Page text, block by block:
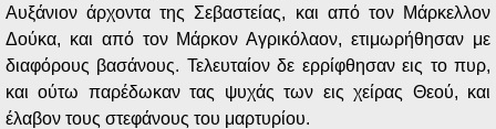
Αυξάνιον άρχοντα της Σεβαστείας, και από τον Μάρκελλον
Δούκα, και από τον Μάρκον Αγρικόλαον, ετιμωρήθησαν με
διαφόρους βασάνους. Τελευταίον δε ερρίφθησαν εις το πυρ,
και ούτω παρέδωκαν τας ψυχάς των εις χείρας Θεού, και
έλαβον τους στεφάνους του μαρτυρίου.